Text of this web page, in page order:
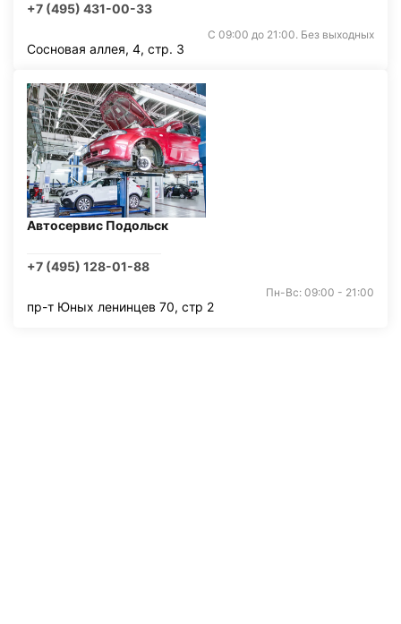
+7 (495) 431-00-33
С 09:00 до 21:00. Без выходных
Сосновая аллея, 4, стр. 3
Автосервис Подольск
+7 (495) 128-01-88
Пн-Вс: 09:00 - 21:00
пр-т Юных ленинцев 70, стр 2